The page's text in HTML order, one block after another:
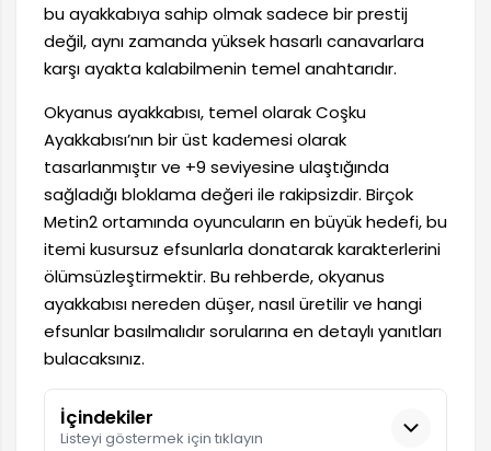
bu ayakkabıya sahip olmak sadece bir prestij
değil, aynı zamanda yüksek hasarlı canavarlara
karşı ayakta kalabilmenin temel anahtarıdır.
Okyanus ayakkabısı, temel olarak Coşku
Ayakkabısı’nın bir üst kademesi olarak
tasarlanmıştır ve +9 seviyesine ulaştığında
sağladığı bloklama değeri ile rakipsizdir. Birçok
Metin2 ortamında oyuncuların en büyük hedefi, bu
itemi kusursuz efsunlarla donatarak karakterlerini
ölümsüzleştirmektir. Bu rehberde, okyanus
ayakkabısı nereden düşer, nasıl üretilir ve hangi
efsunlar basılmalıdır sorularına en detaylı yanıtları
bulacaksınız.
İçindekiler
Listeyi göstermek için tıklayın